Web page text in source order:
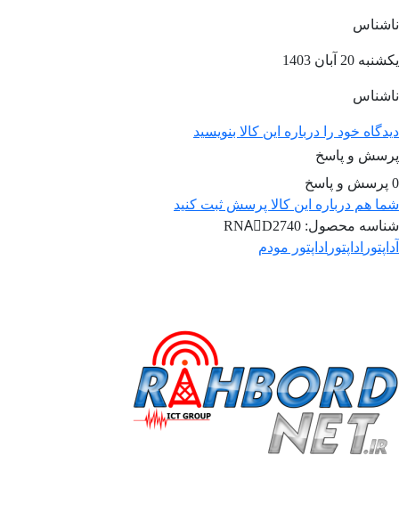
ناشناس
یکشنبه 20 آبان 1403
ناشناس
دیدگاه خود را درباره این کالا بنویسید
پرسش و پاسخ
0 پرسش و پاسخ
شما هم درباره این کالا پرسش ثبت کنید
شناسه محصول: RNAَD2740
آداپتور اداپتور اداپتور مودم